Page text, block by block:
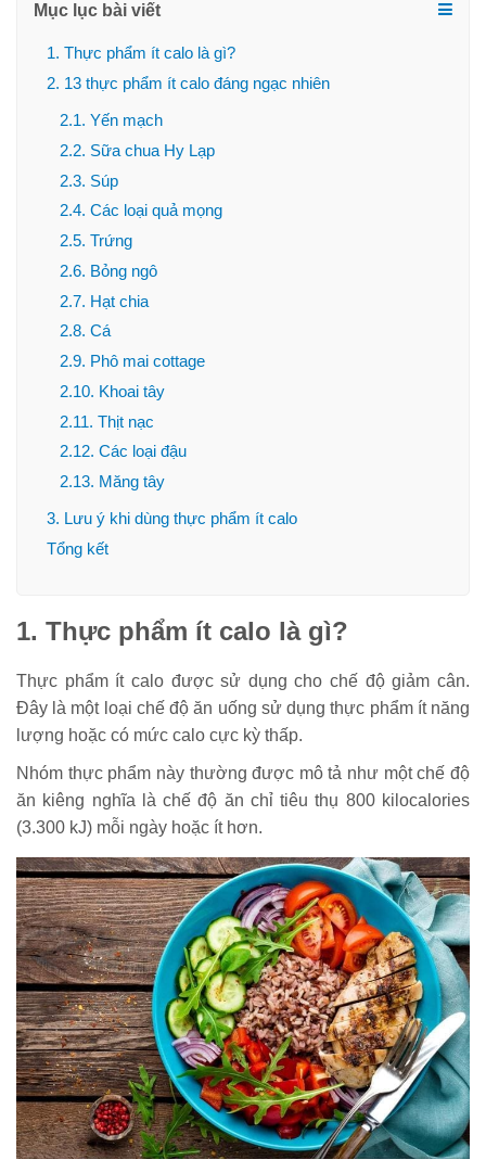
Mục lục bài viết
1. Thực phẩm ít calo là gì?
2. 13 thực phẩm ít calo đáng ngạc nhiên
2.1. Yến mạch
2.2. Sữa chua Hy Lạp
2.3. Súp
2.4. Các loại quả mọng
2.5. Trứng
2.6. Bỏng ngô
2.7. Hạt chia
2.8. Cá
2.9. Phô mai cottage
2.10. Khoai tây
2.11. Thịt nạc
2.12. Các loại đậu
2.13. Măng tây
3. Lưu ý khi dùng thực phẩm ít calo
Tổng kết
1. Thực phẩm ít calo là gì?
Thực phẩm ít calo được sử dụng cho chế độ giảm cân.
Đây là một loại chế độ ăn uống sử dụng thực phẩm ít năng
lượng hoặc có mức calo cực kỳ thấp.
Nhóm thực phẩm này thường được mô tả như một chế độ
ăn kiêng nghĩa là chế độ ăn chỉ tiêu thụ 800 kilocalories
(3.300 kJ) mỗi ngày hoặc ít hơn.